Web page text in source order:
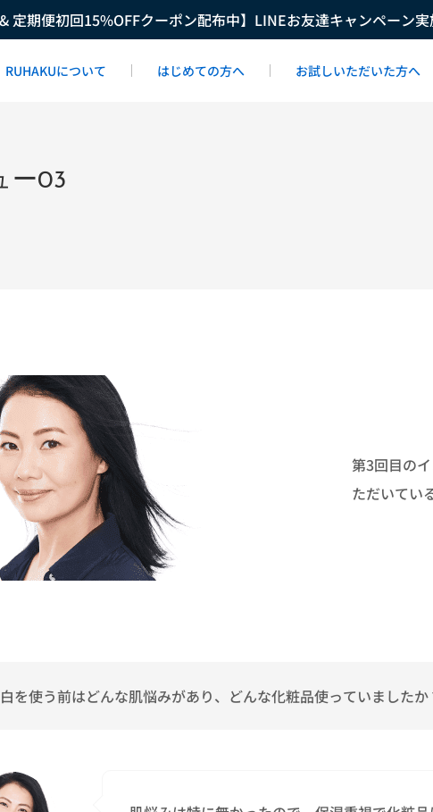
定期便初回15%OFFクーポン配布中】LINEお友達キャンペーン
RUHAKUについて はじめての方へ お試しいただいた方へ
ー03
第3回目の
ただいてい
を使う前はどんな肌悩みがあり、どんな化粧品使っていましたか